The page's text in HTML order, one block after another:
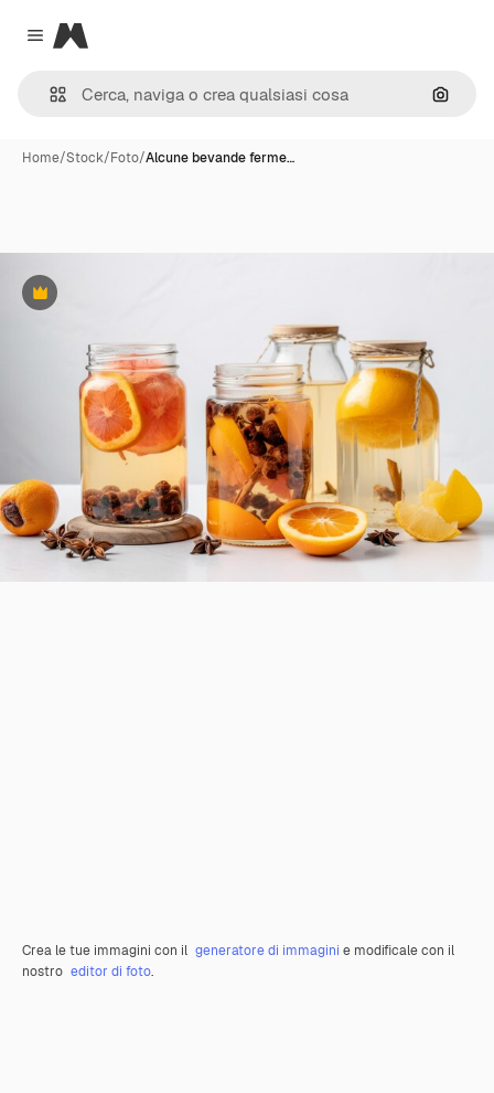
Close menu
Magnific
Cerca
Home/Stock/Foto/Alcune bevande ferme…
Premium
Crea le tue immagini con il generatore di immagini e modificale con il
nostro editor di foto.